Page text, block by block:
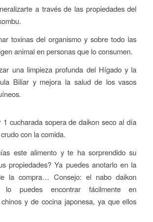
a través de las propiedades del
toxinas del organismo y sobre todo las
animal en personas que lo consumen.
una limpieza profunda del Hígado y la
Biliar y mejora la salud de los vasos
1 cucharada sopera de daikon seco al día
con la comida.
este alimento y te ha sorprendido su
propiedades? Ya puedes anotarlo en la
la compra… Consejo: el nabo daikon
lo puedes encontrar fácilmente en
y de cocina japonesa, ya que ellos